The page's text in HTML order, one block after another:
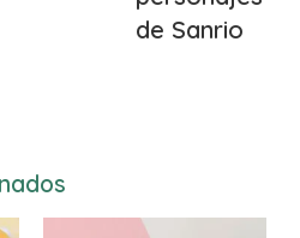
de Sanrio